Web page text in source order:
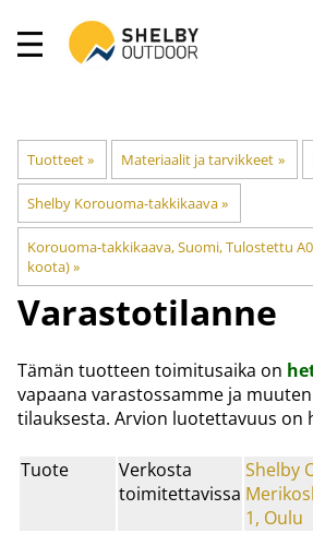
Tuotteet‪» Materiaalit ja tarvikkeet ‪»
Shelby Korouoma-takkikaava‪»
Korouoma-takkikaava, Suomi, Tulostettu
koota)‪»
Varastotilanne
Tämän tuotteen toimitusaika on
vapaana varastossamme ja
tilauksesta. Arvion luotettavuus on
Tuote
Verkosta
toimitettavissa
Shelby
1, Oulu